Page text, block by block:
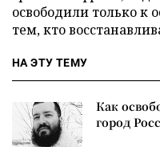
освободили только к
тем, кто
НА ЭТУ ТЕМУ
Как
город